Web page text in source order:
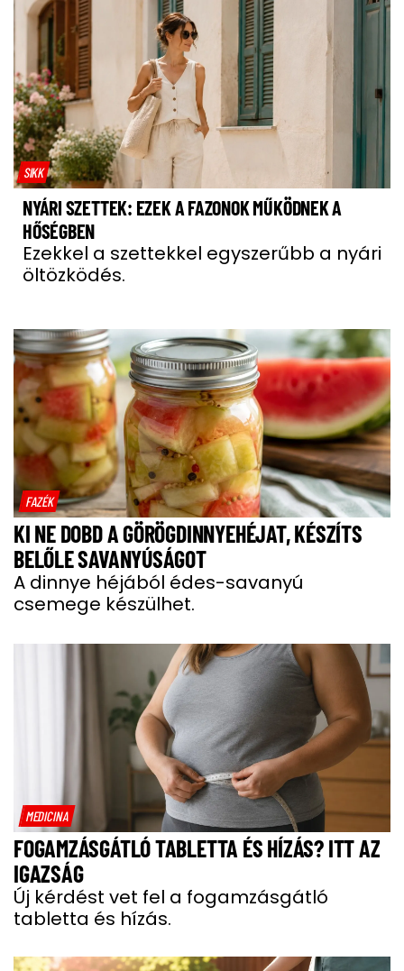
SIKK
NYÁRI SZETTEK: EZEK A FAZONOK MŰKÖDNEK A
HŐSÉGBEN
Ezekkel a szettekkel egyszerűbb a nyári
öltözködés.
FAZÉK
KI NE DOBD A GÖRÖGDINNYEHÉJAT, KÉSZÍTS
BELŐLE SAVANYÚSÁGOT
A dinnye héjából édes-savanyú
csemege készülhet.
MEDICINA
FOGAMZÁSGÁTLÓ TABLETTA ÉS HÍZÁS? ITT AZ
IGAZSÁG
Új kérdést vet fel a fogamzásgátló
tabletta és hízás.